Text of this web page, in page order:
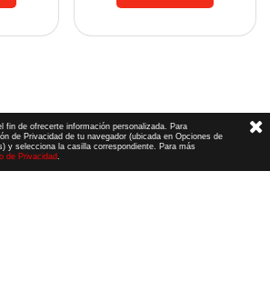
fin de ofrecerte información personalizada. Para
de Privacidad de tu navegador (ubicada en Opciones de
y selecciona la casilla correspondiente. Para más
de Privacidad.